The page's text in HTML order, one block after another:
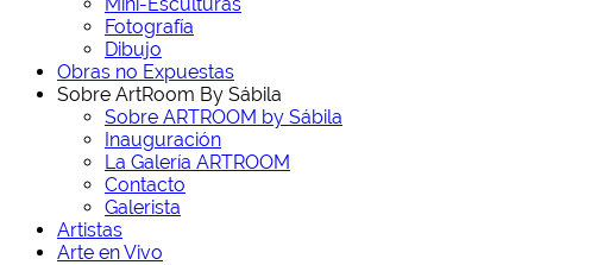
Fotografía
Dibujo
Obras no Expuestas
Sobre ArtRoom By Sábila
Sobre ARTROOM by Sábila
Inauguración
La Galería ARTROOM
Contacto
Galerista
Artistas
Arte en Vivo